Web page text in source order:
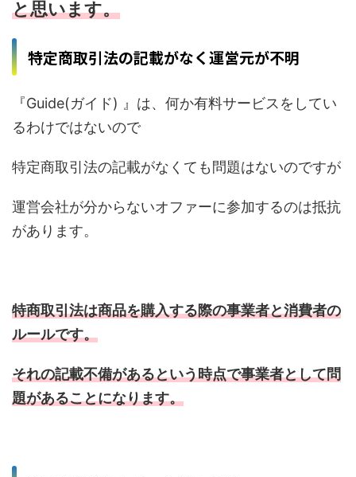
と思います。
特定商取引法の記載がなく運営元が不明
『Guide(ガイド) 』は、何か有料サービスをしてい
るわけではないので
特定商取引法の記載がなくても問題はないのですが
運営会社が分からないオファーに参加するのは抵抗
があります。
特商取引法は商品を購入する際の事業者と消費者の
ルールです。
それの記載不備があるという時点で事業者として問
題があることになります。